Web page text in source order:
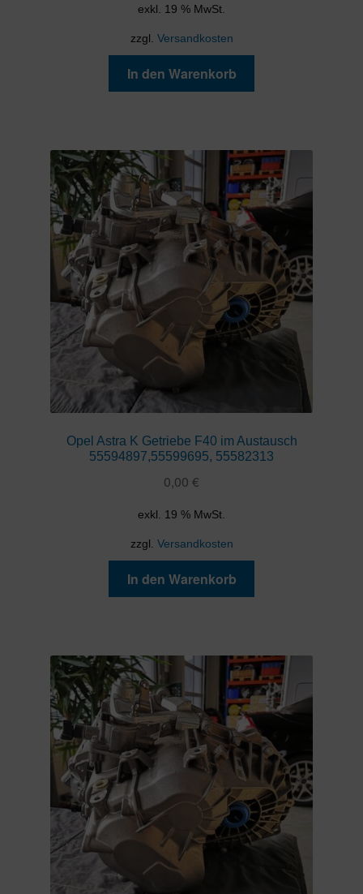
exkl. 19 % MwSt.
zzgl. Versandkosten
In den Warenkorb
Opel Astra K Getriebe F40 im Austausch
55594897,55599695, 55582313
0,00 €
exkl. 19 % MwSt.
zzgl. Versandkosten
In den Warenkorb